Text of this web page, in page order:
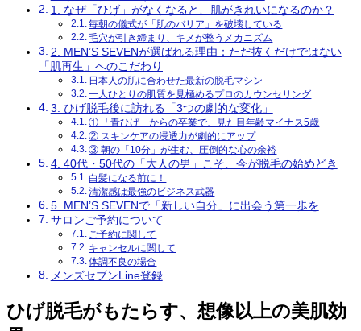
1. なぜ「ひげ」がなくなると、肌がきれいになるのか？
毎朝の儀式が「肌のバリア」を破壊している
毛穴が引き締まり、キメが整うメカニズム
2. MEN’S SEVENが選ばれる理由：ただ抜くだけではない
「肌再生」へのこだわり
日本人の肌に合わせた最新の脱毛マシン
一人ひとりの肌質を見極めるプロのカウンセリング
3. ひげ脱毛後に訪れる「3つの劇的な変化」
① 「青ひげ」からの卒業で、見た目年齢マイナス5歳
② スキンケアの浸透力が劇的にアップ
③ 朝の「10分」が生む、圧倒的な心の余裕
4. 40代・50代の「大人の男」こそ、今が脱毛の始めどき
白髪になる前に！
清潔感は最強のビジネス武器
5. MEN’S SEVENで「新しい自分」に出会う第一歩を
サロンご予約について
ご予約に関して
キャンセルに関して
体調不良の場合
メンズセブンLine登録
ひげ脱毛がもたらす、想像以上の美肌効